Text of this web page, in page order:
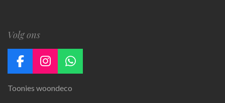
Volg ons
F
c
I
s
W
a
Toonies woondeco